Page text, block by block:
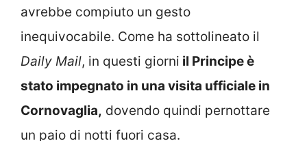
avrebbe compiuto un gesto
inequivocabile. Come ha sottolineato il
Daily Mail, in questi giorni il Principe è
stato impegnato in una visita ufficiale in
Cornovaglia, dovendo quindi pernottare
un paio di notti fuori casa.